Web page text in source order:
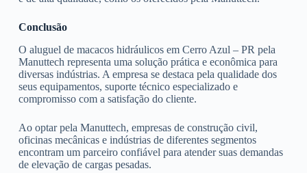
Conclusão
O aluguel de macacos hidráulicos em Cerro Azul – PR pela
Manuttech representa uma solução prática e econômica para
diversas indústrias. A empresa se destaca pela qualidade dos
seus equipamentos, suporte técnico especializado e
compromisso com a satisfação do cliente.
Ao optar pela Manuttech, empresas de construção civil,
oficinas mecânicas e indústrias de diferentes segmentos
encontram um parceiro confiável para atender suas demandas
de elevação de cargas pesadas.